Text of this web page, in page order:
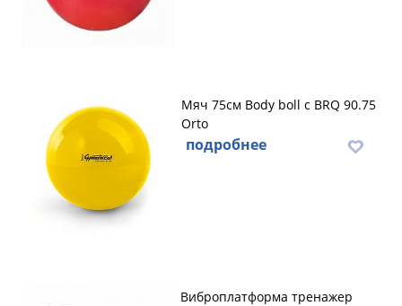
Мяч 75см Body boll с BRQ 90.75
Orto
подробнее
Виброплатформа тренажер